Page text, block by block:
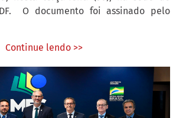
O documento foi assinado pelo
Continue lendo >>